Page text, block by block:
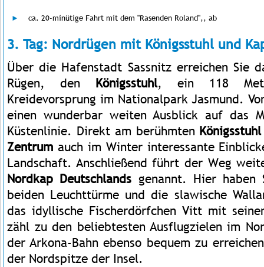
ca. 20-minütige Fahrt mit dem "Rasenden Roland",, ab
3. Tag: Nordrügen mit Königsstuhl und
Über die Hafenstadt Sassnitz erreichen Sie
Rügen, den Königsstuhl, ein 118
Kreidevorsprung im Nationalpark Jasmund.
einen wunderbar weiten Ausblick auf das
Küstenlinie. Direkt am berühmten
Zentrum auch im Winter interessante
Landschaft. Anschließend führt der Weg
Nordkap Deutschlands genannt. Hier haben
beiden Leuchttürme und die slawische
das idyllische Fischerdörfchen Vitt mit
zähl zu den beliebtesten Ausflugzielen im
der Arkona-Bahn ebenso bequem zu
der Nordspitze der Insel.